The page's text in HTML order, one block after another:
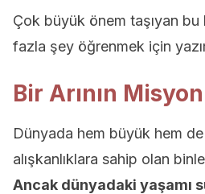
Çok büyük önem taşıyan
fazla şey öğrenmek için
Bir Arının
Dünyada hem büyük hem
alışkanlıklara sahip olan
Ancak dünyadaki yaşamı